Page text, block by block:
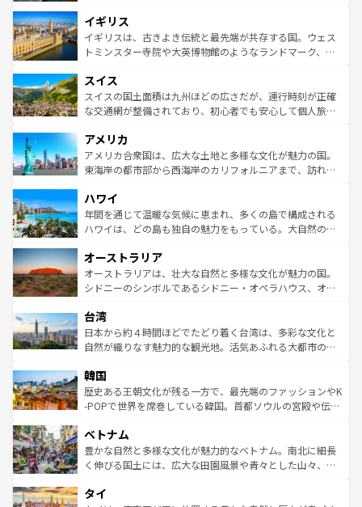
いる。シャンパンの発祥地であるランス、プロヴァンスの
香り高いラベンダー畑など、多彩な楽しみ方が可能だ。さ
らに、パリ以外の地域にも魅力が溢れており、どの街角に
れる地方に足を運ぶとそれぞれで全く異なる文化を体験で
きるだろう。 なお、新着のフランス情報はコンテンツ一覧
を参照してほしい。
顔を持つこの国は、どこを歩いても飽きることがない。ベ
ルリンの文化的活気、バイエルン州のアルプスの絶景、そ
してライン川沿いのワイン畑といった風景は必見。ビール
は、お酒好きな人にはぜひ体験してほしい。 なお、新着の
ドイツ情報はコンテンツ一覧を参照してほしい。
イギリス
イギリスは、古きよき伝統と最先端が共存する国。ウェス
トミンスター寺院や大英博物館のようなランドマーク、歴
リアごとに異なる魅力がある。また、優雅なアフタヌーン
ティー、ビール好きにはたまらない英国パブ、サッカー観
戦など、本場だからこそできる体験も豊富。イギリスを旅
ンツ一覧を参照してほしい。
スイス
スイスの国土面積は九州ほどの広さだが、運行時刻が正確
な交通網が整備されており、初心者でも安心して個人旅行
の建物がそのまま残る町や、スイスならではのユニークな
博物館もあり、アルプス観光だけでなく町歩きも満喫する
ことができる。国民の所得が高いため物価も高いが、旅行
ば市内交通費無料で観光を楽しむこともできる。 なお、新
着のスイス情報はコンテンツ一覧 を参照してほしい。
アメリカ
アメリカ合衆国は、広大な土地と多様な文化が魅力の国。
東海岸の都市部から西海岸のカリフォルニアまで、訪れる
のような巨大都市は、観光、ショッピング、エンターテイ
ンメントが詰まった刺激的なスポットだ。一方、アメリカ
西部には大自然が広がり、グランドキャニオンやイエロー
部のニューオーリンズでは、音楽と美食が融合した独特の
文化が魅力。旅行者はアメリカの各地域で異なる魅力を楽
しみながら、その多様性と豊かな歴史を感じることができ
ならではの贅沢な旅のスタイルだ。 なお、新着のアメリカ
情報はコンテンツ一覧を参照してほしい。
ハワイ
年間を通じて温暖な気候に恵まれ、多くの島で構成される
ハワイは、どの島も独自の魅力をもっている。大自然の神
ワイ島は見逃せない。また、定番の観光地といえばオアフ
島だが、静かな自然を求めるならマウイ島やカウアイ島が
おすすめ。エメラルドグリーンに輝く海をはじめ、豊かな
れるおもてなしの心で訪れる人々を迎えてくれるハワイの
人々、おいしいローカルフードやハワイアンミュージッ
ク、伝統的なフラダンスなど、すべてがハワイの魅力を彩
ワイを、存分に味わってほしい。 なお、新着のハワイ情報
はコンテンツ一覧を参照してほしい。
オーストラリア
オーストラリアは、壮大な自然と多様な文化が魅力の国。
シドニーのシンボルであるシドニー・オペラハウス、オー
リアリーフや大陸中央部にそびえるウルル（エアーズロッ
ク）、タスマニアの美しい原生林やケアンズの熱帯雨林な
ど、見どころがたくさん。また、カフェやワイン、オージ
いる。アクティビティも充実しており、サーフィンやダイ
ビング、ハイキングなど、アウトドア好きにはたまらな
い。オーストラリアの多彩な魅力を存分に味わいつくそ
参照してほしい。
台湾
日本から約４時間ほどでたどり着く台湾は、多彩な文化と
自然が織りなす魅力的な観光地。活気あふれる大都市の台
ン）、静ひつな山岳地帯である台湾東部など、都市の喧騒
と山間の静けさが共存しており、訪れる人に新しい発見と
驚きをもたらしてくれる。また、奥深い台湾の食文化も魅
容にもいいと評判のスイーツなど、バラエティ豊かな料理
が味わえる。 なお、新着の台湾情報は コンテンツ一覧を参
照してほしい。
韓国
歴史ある王朝文化が残る一方で、最先端のファッションやK
-POPで世界を席巻している韓国。首都ソウルの宮殿や伝統
き、地方に足を延ばせば四季折々の自然美を楽しむことが
できる。そして、キムチや焼肉、絶品のストリートフード
まで、さまざまな韓国料理が待っている。夜には、韓国な
リティに包まれながら、韓国の多彩な魅力を心ゆくまで味
ベトナム
豊かな自然と多様な文化が魅力的なベトナム。南北に細長
く伸びる国土には、広大な田園風景や青々とした山々、世
急速な発展と共に伝統が息づく。ハノイの古い町並みやホ
タイ